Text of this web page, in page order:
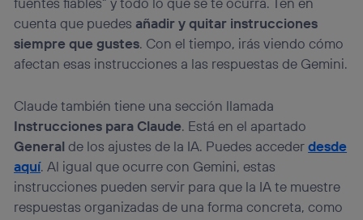
cuenta que puedes añadir y quitar instrucciones
siempre que gustes. Con el tiempo, irás viendo cómo
afectan esas instrucciones a las respuestas de Gemini.
Claude también tiene una sección llamada
Instrucciones para Claude. Está en el apartado
Generalde los ajustes de la IA. Puedes accederdesde
aquí. Al igual que ocurre con Gemini, estas
instrucciones pueden servir para que la IA te muestre
respuestas organizadas de una forma concreta, como